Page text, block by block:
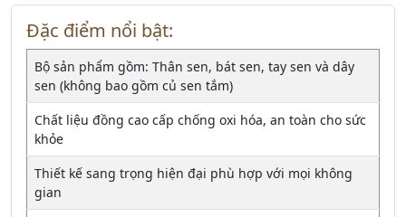
Đặc điểm nổi bật:
Bộ sản phẩm gồm: Thân sen, bát sen, tay sen và dây
sen (không bao gồm củ sen tắm)
Chất liệu đồng cao cấp chống oxi hóa, an toàn cho sức
khỏe
Thiết kế sang trọng hiện đại phù hợp với mọi không
gian